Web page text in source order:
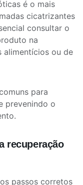
é o mais
cicatrizantes
consultar o
na
alimentícios ou de
para
prevenindo o
recuperação
passos corretos